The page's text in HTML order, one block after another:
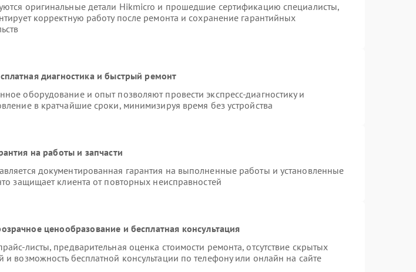
оригинальные детали Hikmicro и прошедшие сертификацию специалисты,
корректную работу после ремонта и сохранение гарантийных
диагностика и быстрый ремонт
оборудование и опыт позволяют провести экспресс-диагностику и
в кратчайшие сроки, минимизируя время без устройства
на работы и запчасти
документированная гарантия на выполненные работы и установленные
защищает клиента от повторных неисправностей
ценообразование и бесплатная консультация
листы, предварительная оценка стоимости ремонта, отсутствие скрытых
и возможность бесплатной консультации по телефону или онлайн на сайте